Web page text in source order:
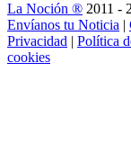
La Noción ® 2011 -
Envíanos tu Noticia |
Privacidad | Política
cookies